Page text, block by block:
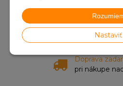
Nastaviť
Informácie o
+421 905 812
Doprava
pri nákupe